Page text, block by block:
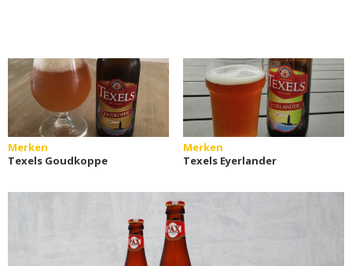
Merken
Texels Goudkoppe
Merken
Texels Eyerlander